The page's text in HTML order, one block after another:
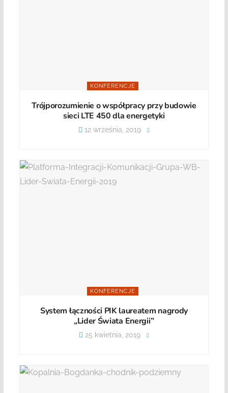
KONFERENCJE
Trójporozumienie o współpracy przy budowie
sieci LTE 450 dla energetyki
12 września, 2019
KONFERENCJE
System łączności PIK laureatem nagrody
„Lider Świata Energii”
25 kwietnia, 2019